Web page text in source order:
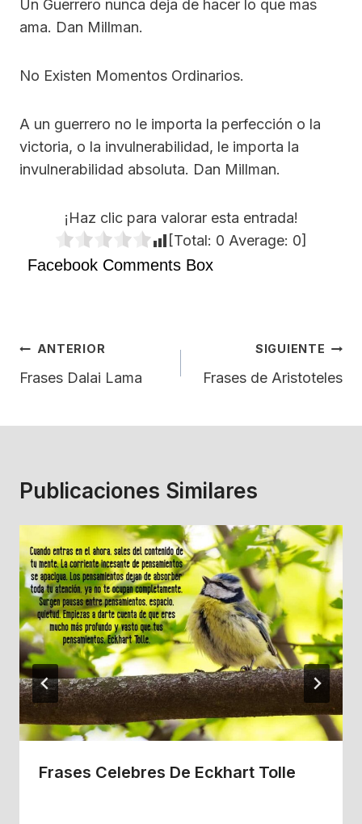
Un Guerrero nunca deja de hacer lo que mas
ama. Dan Millman.
No Existen Momentos Ordinarios.
A un guerrero no le importa la perfección o la
victoria, o la invulnerabilidad, le importa la
invulnerabilidad absoluta. Dan Millman.
¡Haz clic para valorar esta entrada!
[Total: 0 Average: 0]
Facebook Comments Box
Navegación
De
ANTERIOR
Frases Dalai Lama
SIGUIENTE
Frases de Aristoteles
Publicaciones Similares
Frases Celebres De Eckhart Tolle